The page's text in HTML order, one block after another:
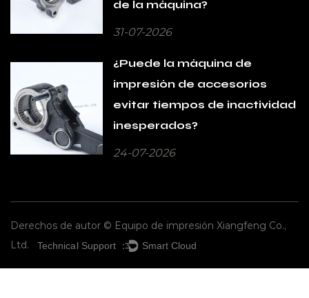
de la máquina?
31-07-2026
¿Puede la máquina de
impresión de accesorios
evitar tiempos de inactividad
inesperados?
24-07-2026
Derechos de autor © Equipo de impresión Xiangfeng Co.,
Ltd. Technical Support ： Smart Cloud